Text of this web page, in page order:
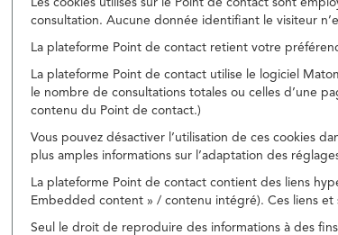
Les cookies utilisés sur le Point de contact sont
consultation. Aucune donnée identifiant le visiteur
La plateforme Point de contact retient votre
La plateforme Point de contact utilise le logiciel
le nombre de consultations totales ou celles d’une
contenu du Point de contact.)
Vous pouvez désactiver l’utilisation de ces cookies
plus amples informations sur l’adaptation des
La plateforme Point de contact contient des liens
Embedded content » / contenu intégré). Ces liens
Seul le droit de reproduire des informations à des